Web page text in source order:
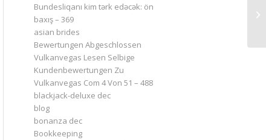
Bundesliqanı kim tərk edəcək: ön
baxış – 369
asian brides
Bewertungen Abgeschlossen
Vulkanvegas Lesen Selbige
Kundenbewertungen Zu
Vulkanvegas Com 4 Von 51 – 488
blackjack-deluxe dec
blog
bonanza dec
Bookkeeping